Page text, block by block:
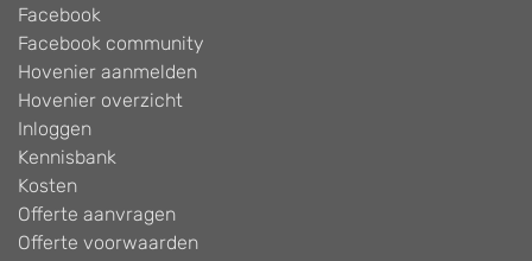
Facebook
Facebook community
Hovenier aanmelden
Hovenier overzicht
Inloggen
Kennisbank
Kosten
Offerte aanvragen
Offerte voorwaarden